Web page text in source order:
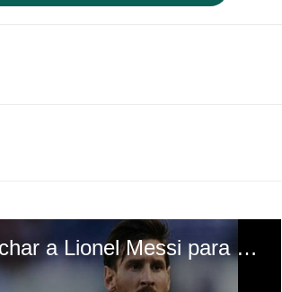
David Beckham intentará fichar a Lionel Messi para el Inter de Miami